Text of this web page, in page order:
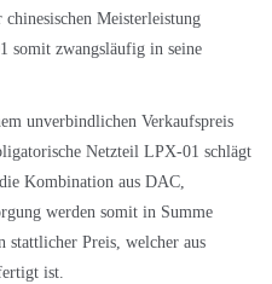
Meisterleistung
somit zwangsläufig in seine
unverbindlichen Verkaufspreis
Netzteil LPX-01 schlägt
Kombination aus DAC,
werden somit in Summe
Preis, welcher aus
ist.